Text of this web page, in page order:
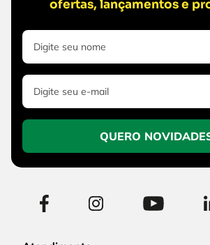
ofertas, lançamentos e
QUERO